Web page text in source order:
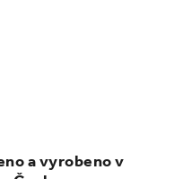
a vyrobeno v